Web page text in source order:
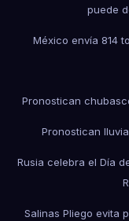
puede
México envía 814
Pronostican
Pronostican
Rusia celebra el Día
Salinas Pliego evita